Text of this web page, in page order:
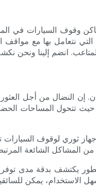
وقوف السيارات في
التي نتعامل بها مع
النضال من أجل
حيث تتحول المساحات
يكتشف بدقة مدى